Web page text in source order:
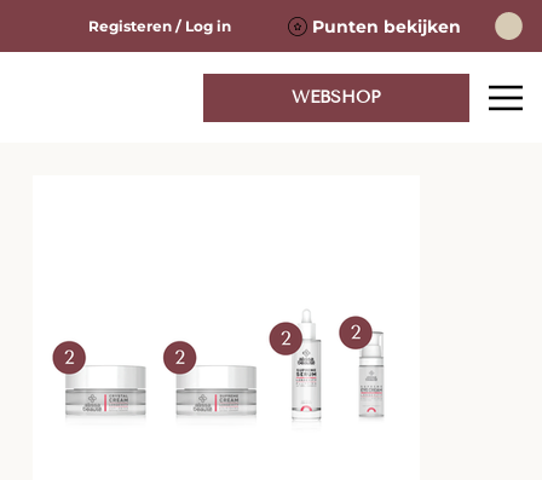
Punten bekijken
Registeren / Log in
WEBSHOP